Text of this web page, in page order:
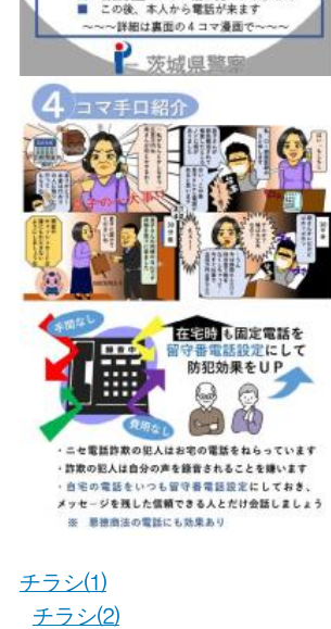
チラシ⑴
チラシ⑵